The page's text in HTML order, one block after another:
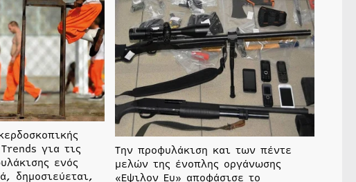
για τις
ενός
δημοσιεύεται,
Την προφυλάκιση και των πέντε
μελών της ένοπλης οργάνωσης
«Εψιλον Ευ» αποφάσισε το